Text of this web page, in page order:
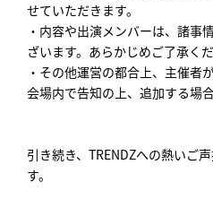
せていただきます。
・内容や出演メンバーは、諸事
ざいます。あらかじめご了承くだ
・その他運営の都合上、主催者
会場内で告知の上、追加する場
引き続き、TRENDZへの熱いご
す。